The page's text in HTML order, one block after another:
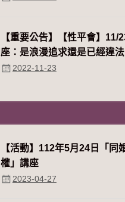
【重要公告】【性平會】11/
座：是浪漫追求還是已經違法
2022-11-23
【活動】112年5月24日「同
權」講座
2023-04-27